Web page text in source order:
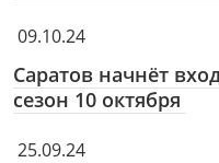
09.10.24
Саратов начнёт
сезон 10 октября
25.09.24